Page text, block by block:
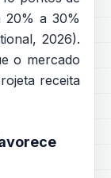
20% a 30%
2026).
o mercado
receita